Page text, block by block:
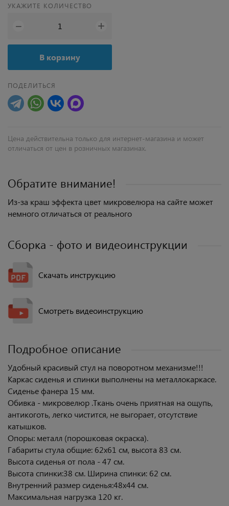
УКАЖИТЕ КОЛИЧЕСТВО
− +
В корзину
ПОДЕЛИТЬСЯ
Цена действительна только для интернет-магазина и может
отличаться от цен в розничных магазинах.
Обратите внимание!
Из-за краш эффекта цвет микровелюра на сайте может
немного отличаться от реального
Сборка - фото и видеоинструкции
Скачать инструкцию
Смотреть видеоинструкцию
Подробное описание
Удобный красивый стул на поворотном механизме!!!
Каркас сиденья и спинки выполнены на металлокаркасе.
Сиденье фанера 15 мм.
Обивка - микровелюр .Ткань очень приятная на ощупь,
антикоготь, легко чистится, не выгорает, отсутствие
катышков.
Опоры: металл (порошковая окраска).
Габариты стула общие: 62х61 см, высота 83 см.
Высота сиденья от пола - 47 см.
Высота спинки:38 см. Ширина спинки: 62 см.
Внутренний размер сиденья:48х44 см.
Максимальная нагрузка 120 кг.